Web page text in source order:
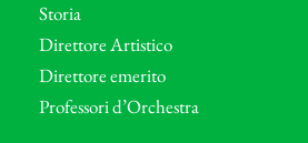
Storia
Direttore Artistico
Direttore emerito
Professori d’Orchestra